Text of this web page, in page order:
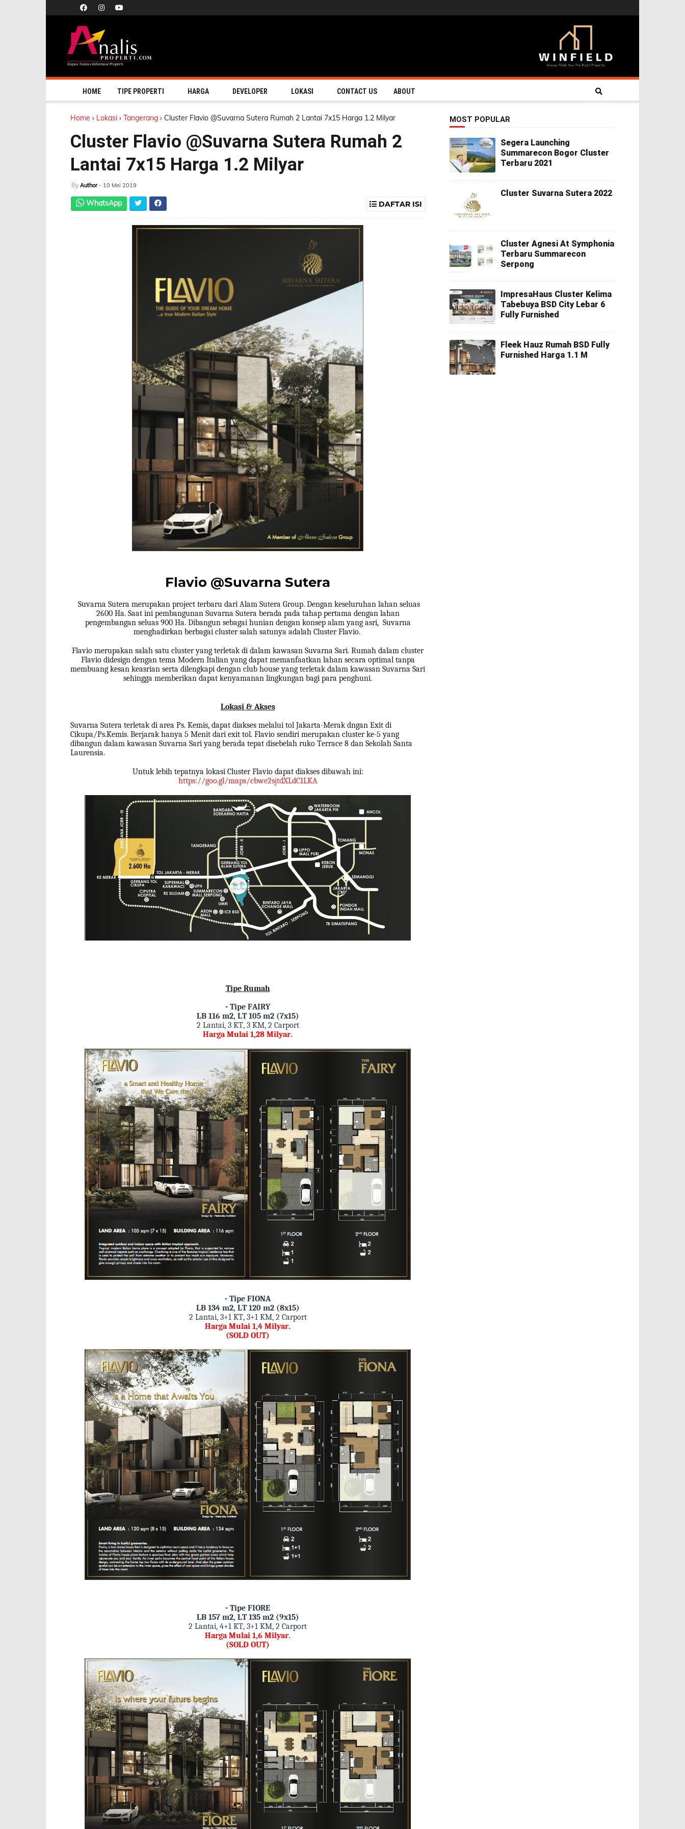
HOME TIPE PROPERTI HARGA DEVELOPER LOKASI CONTACT US ABOUT
Home › Lokasi › Tangerang › Cluster Flavio @Suvarna Sutera Rumah 2 Lantai 7x15 Harga 1.2 Milyar
Cluster Flavio @Suvarna Sutera Rumah 2
Lantai 7x15 Harga 1.2 Milyar
By Author - 10 Mei 2019
WhatsApp DAFTAR ISI
Flavio @Suvarna Sutera
Suvarna Sutera merupakan project terbaru dari Alam Sutera Group. Dengan keseluruhan lahan seluas
2600 Ha. Saat ini pembangunan Suvarna Sutera berada pada tahap pertama dengan lahan
pengembangan seluas 900 Ha. Dibangun sebagai hunian dengan konsep alam yang asri, Suvarna
menghadirkan berbagai cluster salah satunya adalah Cluster Flavio.
Flavio merupakan salah satu cluster yang terletak di dalam kawasan Suvarna Sari. Rumah dalam cluster
Flavio didesign dengan tema Modern Italian yang dapat memanfaatkan lahan secara optimal tanpa
membuang kesan keasrian serta dilengkapi dengan club house yang terletak dalam kawasan Suvarna Sari
sehingga memberikan dapat kenyamanan lingkungan bagi para penghuni.
Lokasi & Akses
Suvarna Sutera terletak di area Ps. Kemis, dapat diakses melalui tol Jakarta-Merak dngan Exit di
Cikupa/Ps.Kemis. Berjarak hanya 5 Menit dari exit tol. Flavio sendiri merupakan cluster ke-5 yang
dibangun dalam kawasan Suvarna Sari yang berada tepat disebelah ruko Terrace 8 dan Sekolah Santa
Laurensia.
Untuk lebih tepatnya lokasi Cluster Flavio dapat diakses dibawah ini:
https://goo.gl/maps/cbwe2sjtdXLdC1LKA
Tipe Rumah
- Tipe FAIRY
LB 116 m2, LT 105 m2 (7x15)
2 Lantai, 3 KT, 3 KM, 2 Carport
Harga Mulai 1,28 Milyar.
- Tipe FIONA
LB 134 m2, LT 120 m2 (8x15)
2 Lantai, 3+1 KT, 3+1 KM, 2 Carport
Harga Mulai 1,4 Milyar.
(SOLD OUT)
- Tipe FIORE
LB 157 m2, LT 135 m2 (9x15)
2 Lantai, 4+1 KT, 3+1 KM, 2 Carport
Harga Mulai 1,6 Milyar.
(SOLD OUT)
MOST POPULAR
Segera Launching
Summarecon Bogor Cluster
Terbaru 2021
Cluster Suvarna Sutera 2022
Cluster Agnesi At Symphonia
Terbaru Summarecon
Serpong
ImpresaHaus Cluster Kelima
Tabebuya BSD City Lebar 6
Fully Furnished
Fleek Hauz Rumah BSD Fully
Furnished Harga 1.1 M